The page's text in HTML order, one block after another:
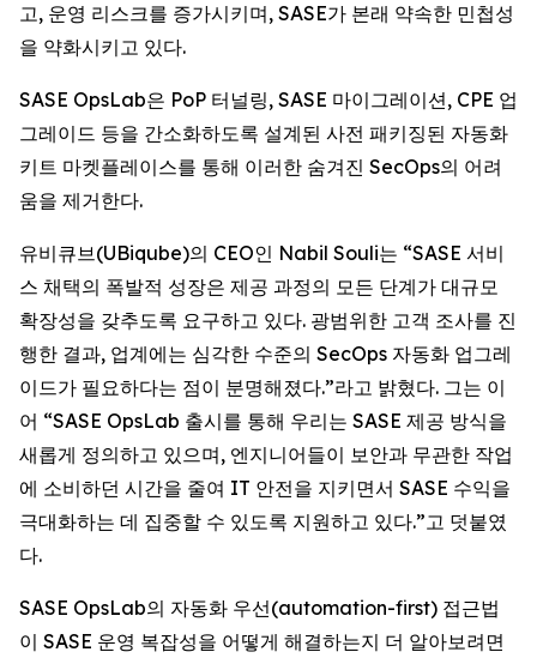
고, 운영 리스크를 증가시키며, SASE가 본래 약속한 민첩성
을 약화시키고 있다.
SASE OpsLab은 PoP 터널링, SASE 마이그레이션, CPE 업
그레이드 등을 간소화하도록 설계된 사전 패키징된 자동화
키트 마켓플레이스를 통해 이러한 숨겨진 SecOps의 어려
움을 제거한다.
유비큐브(UBiqube)의 CEO인 Nabil Souli는 “SASE 서비
스 채택의 폭발적 성장은 제공 과정의 모든 단계가 대규모
확장성을 갖추도록 요구하고 있다. 광범위한 고객 조사를 진
행한 결과, 업계에는 심각한 수준의 SecOps 자동화 업그레
이드가 필요하다는 점이 분명해졌다.”라고 밝혔다. 그는 이
어 “SASE OpsLab 출시를 통해 우리는 SASE 제공 방식을
새롭게 정의하고 있으며, 엔지니어들이 보안과 무관한 작업
에 소비하던 시간을 줄여 IT 안전을 지키면서 SASE 수익을
극대화하는 데 집중할 수 있도록 지원하고 있다.”고 덧붙였
다.
SASE OpsLab의 자동화 우선(automation-first) 접근법
이 SASE 운영 복잡성을 어떻게 해결하는지 더 알아보려면